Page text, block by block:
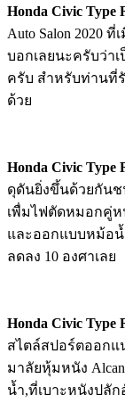
Honda Civic Type
Auto Salon 2020
บอกเลยนะครับว่า
ครับ สำหรับท่านที่
ด้วย
Honda Civic Type
ดุดันยิ่งขึ้นด้วยกัน
เพื่มไฟตัดหมอกคู่
และออกแบบหม้อ
ลดลง 10 องศาเลย
Honda Civic Type
สไตล์สปอร์ตออก
มาลัยหุ้มหนัง
น้ำ,ที่เบาะหนังปลั